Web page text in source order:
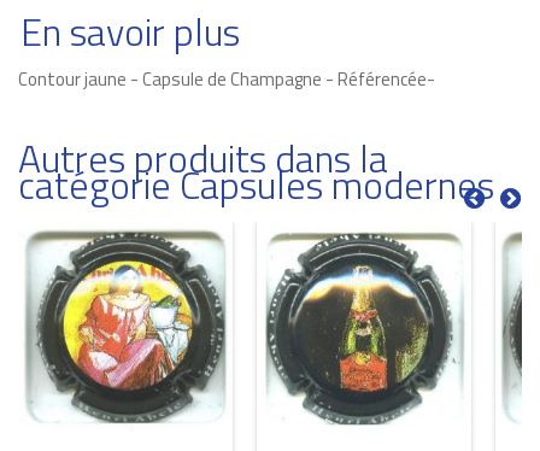
En savoir plus
Contour jaune - Capsule de Champagne - Référencée-
Autres produits dans la
catégorie Capsules modernes